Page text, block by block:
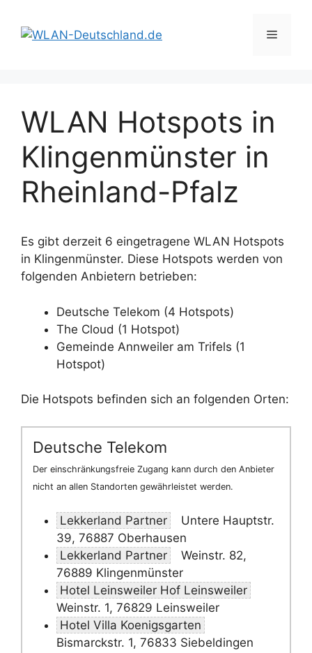
Inhalt
springen
Menü
WLAN Hotspots in
Klingenmünster in
Rheinland-Pfalz
Es gibt derzeit 6 eingetragene WLAN Hotspots
in Klingenmünster. Diese Hotspots werden von
folgenden Anbietern betrieben:
Deutsche Telekom (4 Hotspots)
The Cloud (1 Hotspot)
Gemeinde Annweiler am Trifels (1
Hotspot)
Die Hotspots befinden sich an folgenden Orten:
Deutsche Telekom
Der einschränkungsfreie Zugang kann durch den Anbieter
nicht an allen Standorten gewährleistet werden.
Lekkerland Partner
Untere Hauptstr.
39, 76887 Oberhausen
Lekkerland Partner
Weinstr. 82,
76889 Klingenmünster
Hotel Leinsweiler Hof Leinsweiler
Weinstr. 1, 76829 Leinsweiler
Hotel Villa Koenigsgarten
Bismarckstr. 1, 76833 Siebeldingen